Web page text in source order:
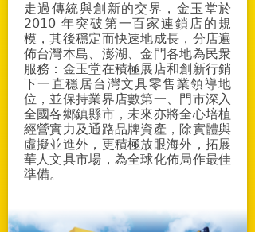
走過傳統與創新的交界，金玉堂於
2010 年突破第一百家連鎖店的規
模，其後穩定而快速地成長，分店遍
佈台灣本島、澎湖、金門各地為民衆
服務：金玉堂在積極展店和創新行銷
下一直穩居台灣文具零售業領導地
位，並保持業界店數第一、門市深入
全國各鄉鎮縣市，未來亦將全心培植
經營實力及通路品牌資產，除實體與
虛擬並進外，更積極放眼海外，拓展
華人文具市場，為全球化佈局作最佳
準備。